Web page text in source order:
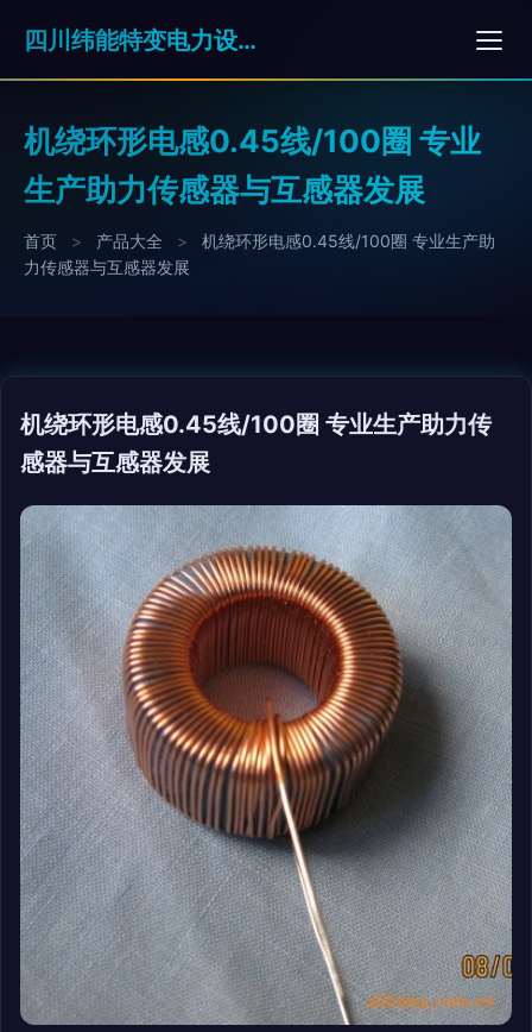
四川纬能特变电力设备有限公司
机绕环形电感0.45线/100圈 专业
生产助力传感器与互感器发展
首页 > 产品大全 >
机绕环形电感0.45线/100圈 专业生产助
力传感器与互感器发展
机绕环形电感0.45线/100圈 专业生产助力传
感器与互感器发展